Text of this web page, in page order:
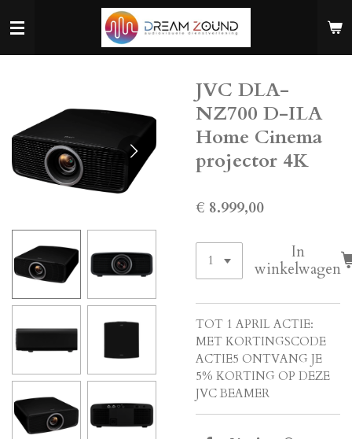
direct
JVC DLA-
NZ700 D-ILA
Home Cinema
projector 4K
€ 8.999,00
In
winkelwagen
TOT 1 APRIL ACTIE:
MET KORTINGSCODE
ACTIE5 ONTVANG JE
5% KORTING OP DEZE
JVC BEAMER